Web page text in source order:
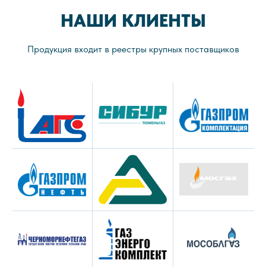
НАШИ КЛИЕНТЫ
Продукция входит в реестры крупных поставщиков